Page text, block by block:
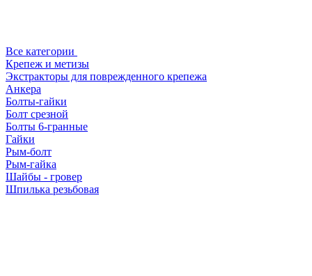
Все категории
Крепеж и метизы
Экстракторы для поврежденного крепежа
Анкера
Болты-гайки
Болт срезной
Болты 6-гранные
Гайки
Рым-болт
Рым-гайка
Шайбы - гровер
Шпилька резьбовая